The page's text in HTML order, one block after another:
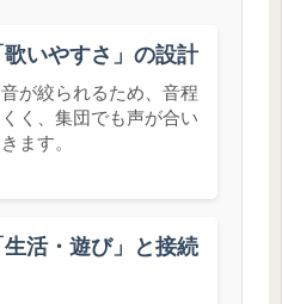
いやすさ」の設計
が絞られるため、音程
く、集団でも声が合い
ます。
生活・遊び」と接続